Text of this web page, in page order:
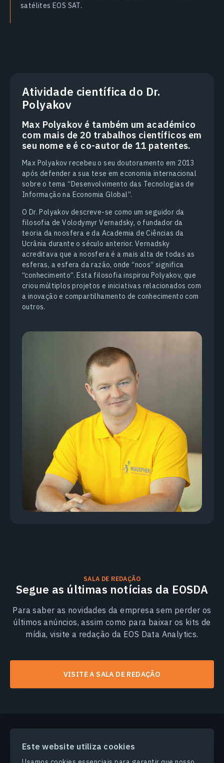
Este website utiliza cookies
satélites EOS SAT.
Atividade científica do Dr.
Polyakov
Max Polyakov é também um académico
com mais de 20 trabalhos científicos em
seu nome e é co-autor de 11 patentes.
Max Polyakov recebeu o seu doutoramento em 2013
após defender a sua tese em economia internacional
sobre o tema “Desenvolvimento das Tecnologias de
Informação na Economia Global”.
O Dr. Polyakov descreve-se como um seguidor da
filosofia de Volodymyr Vernadsky, o fundador da
teoria da noosfera e da Academia de Ciências da
Ucrânia durante o século anterior. Vernadsky
acreditava que a noosfera é a mais alta de todas as
esferas, a esfera da razão, onde “noos” significa
“conhecimento”. Esta filosofia inspirou Polyakov, que
criou múltiplos projetos e iniciativas relacionados com
a inovação e compartilhamento de conhecimento com
outros.
SALA DE REDAÇÃO
Segue as últimas notícias da EOSDA
Para saber as novidades da empresa sem perder os
últimos anúncios, assim como para baixar os kits de
mídia, visite a redação da EOS Data Analytics.
VISITE A SALA DE REDAÇÃO
PRODUCTS & SOLUTIONS